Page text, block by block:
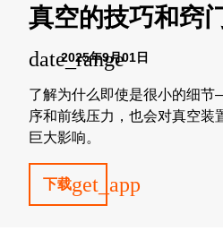
真空的技巧和窍
date_range
2025年9月01日
了解为什么即使是很小的细
序和前线压力，也会对真空装
巨大影响。
下载get_app